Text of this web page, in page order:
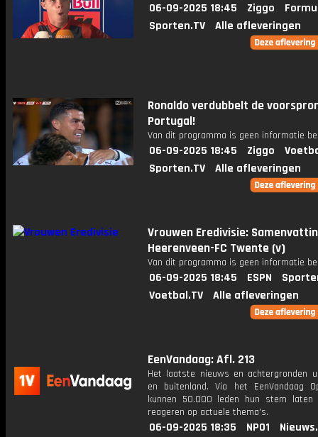
06-09-2025 18:45 Ziggo
Sporten.TV
Alle afleveringen
Ronaldo verdubbelt de
Portugal!
Van dit programma is geen informatie
06-09-2025 18:45 Ziggo
Sporten.TV
Alle afleveringen
Vrouwen Eredivisie:
Heerenveen-FC Twente (v)
Van dit programma is geen informatie
06-09-2025 18:45 ESPN
Voetbal.TV
Alle afleveringen
EenVandaag: Afl. 213
Het laatste nieuws en achtergronden
en buitenland. Via het EenVandaag
kunnen 50.000 leden hun stem laten
reageren op actuele thema's.
06-09-2025 18:35 NPO1